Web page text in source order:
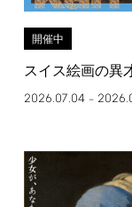
開催中
スイス絵画の
2026.07.04–